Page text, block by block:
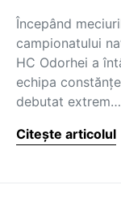
Începând
campionatului
HC Odorhei a
echipa
debutat extrem…
Citește articolul